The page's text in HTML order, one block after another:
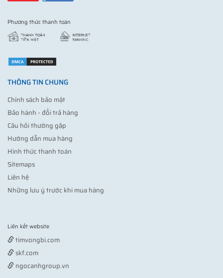
Phương thức thanh toán
THÔNG TIN CHUNG
Chính sách bảo mật
Bảo hành - đổi trả hàng
Câu hỏi thường gặp
Hướng dẫn mua hàng
Hình thức thanh toán
Sitemaps
Liên hệ
Những lưu ý trước khi mua hàng
Liên kết website
timvongbi.com
skf.com
ngocanhgroup.vn